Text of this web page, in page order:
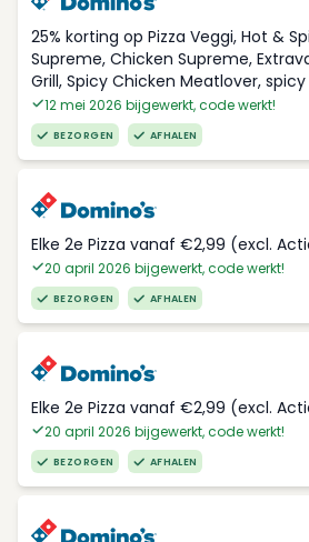
25% korting op Pizza Veggi, Hot &
Supreme, Chicken Supreme,
Grill, Spicy Chicken Meatlover,
12 mei 2026 bijgewerkt, code werkt!
BEZORGEN AFHALEN
Elke 2e Pizza vanaf €2,99 (excl.
20 april 2026 bijgewerkt, code werkt!
BEZORGEN AFHALEN
Elke 2e Pizza vanaf €2,99 (excl.
20 april 2026 bijgewerkt, code werkt!
BEZORGEN AFHALEN